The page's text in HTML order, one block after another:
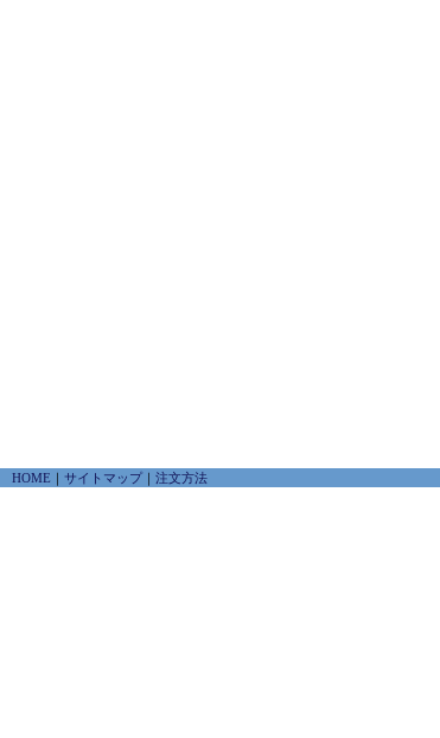
HOME ｜ サイトマップ｜ 注文方法